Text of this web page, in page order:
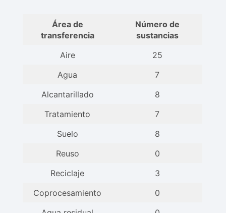
Área de
transferencia
Número de
sustancias
Aire
25
Agua
7
Alcantarillado
8
Tratamiento
7
Suelo
8
Reuso
0
Reciclaje
3
Coprocesamiento
0